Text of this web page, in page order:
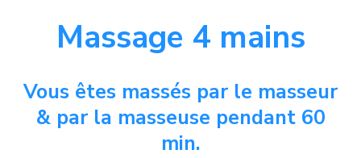
Massage 4 mains
Vous êtes massés par le masseur
& par la masseuse pendant 60
min.